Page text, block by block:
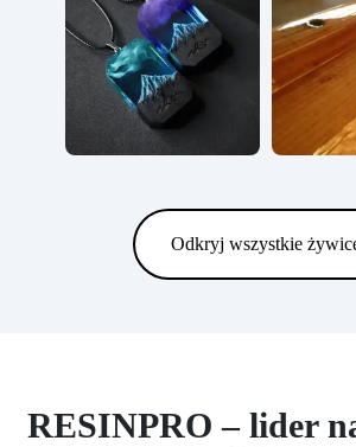
Odkryj wszystkie
RESINPRO – lider